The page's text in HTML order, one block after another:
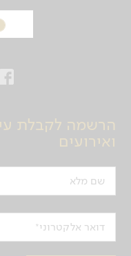
הרשמה לקבלת
ואירועים
שם מלא
דואר אלקטרוני